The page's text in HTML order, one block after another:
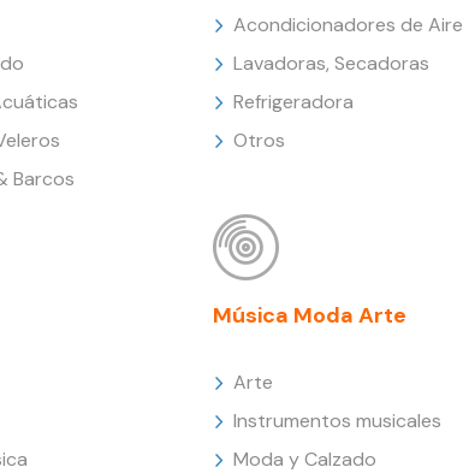
Barcos
Acondicionadores de Aire
Lavadoras, Secadoras
Refrigeradora
Otros
Música Moda Arte
Arte
Instrumentos musicales
Moda y Calzado